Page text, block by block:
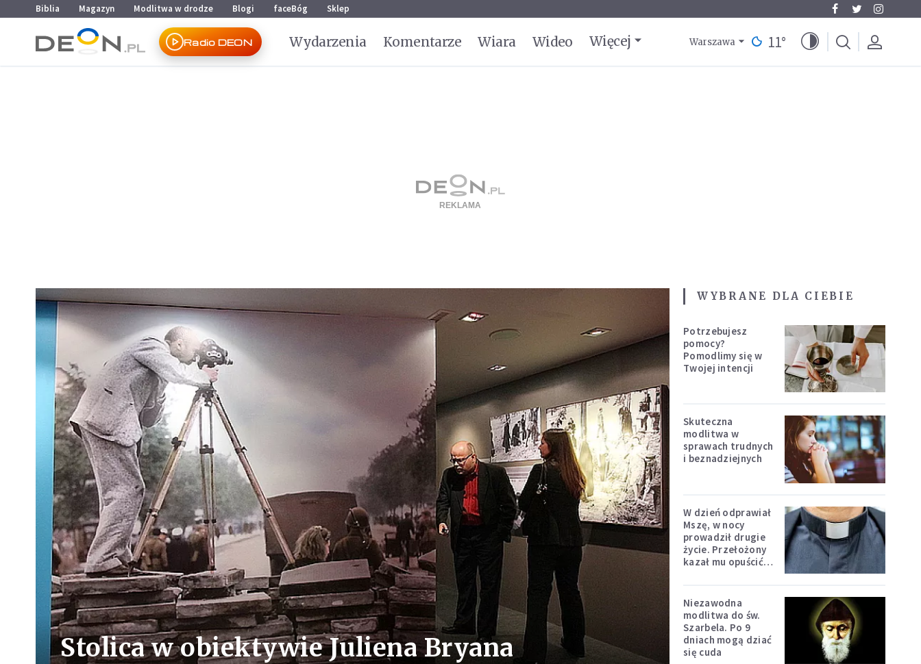
Przejdź do menu głównego
Przejdź do treści
Biblia Magazyn Modlitwa w drodze Blogi faceBóg Sklep
Radio DEON Wydarzenia Komentarze Wiara Wideo Więcej Warszawa 11°
Stolica w obiektywie Juliena Bryana
WYBRANE DLA CIEBIE
Potrzebujesz
pomocy?
Pomodlimy się w
Twojej intencji
Skuteczna
modlitwa w
sprawach trudnych
i beznadziejnych
W dzień odprawiał
Mszę, w nocy
prowadził drugie
życie. Przełożony
kazał mu opuścić
Niezawodna
modlitwa do św.
Szarbela. Po 9
dniach mogą dziać
się cuda